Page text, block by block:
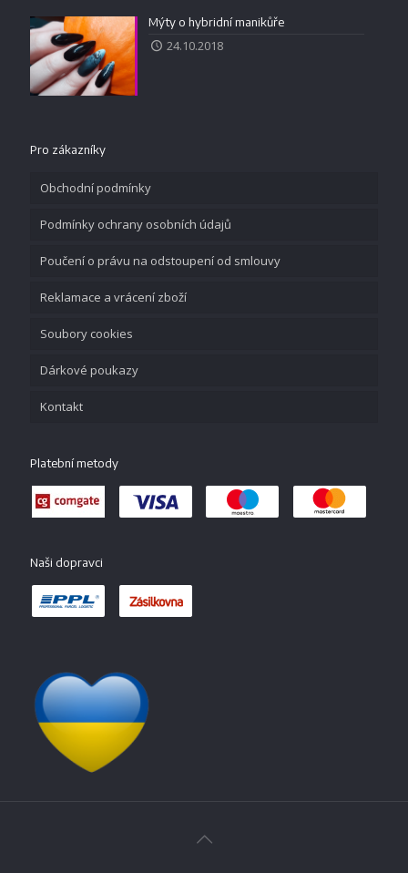
Mýty o hybridní manikůře
24.10.2018
Pro zákazníky
Obchodní podmínky
Podmínky ochrany osobních údajů
Poučení o právu na odstoupení od smlouvy
Reklamace a vrácení zboží
Soubory cookies
Dárkové poukazy
Kontakt
Platební metody
Naši dopravci